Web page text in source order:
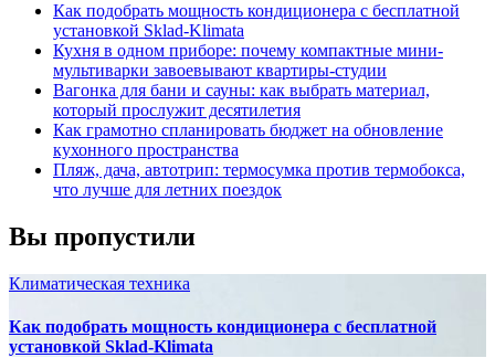
Как подобрать мощность кондиционера с бесплатной
установкой Sklad-Klimata
Кухня в одном приборе: почему компактные мини-
мультиварки завоевывают квартиры-студии
Вагонка для бани и сауны: как выбрать материал,
который прослужит десятилетия
Как грамотно спланировать бюджет на обновление
кухонного пространства
Пляж, дача, автотрип: термосумка против термобокса,
что лучше для летних поездок
Вы пропустили
Климатическая техника
Как подобрать мощность кондиционера с бесплатной
установкой Sklad-Klimata